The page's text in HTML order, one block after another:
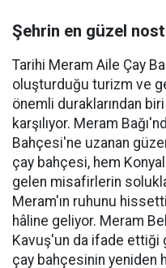
Şehrin en güzel
Tarihi Meram Aile Çay
oluşturduğu turizm ve
önemli duraklarından
karşılıyor. Meram
Bahçesi'ne uzanan
çay bahçesi, hem
gelen misafirlerin
Meram'ın ruhunu
hâline geliyor. Meram
Kavuş'un da ifade ettiği
çay bahçesinin yeniden